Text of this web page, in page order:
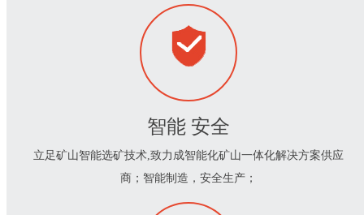
智能 安全
立足矿山智能选矿技术,致力成智能化矿山一体化解决方案供应
商；智能制造，安全生产；